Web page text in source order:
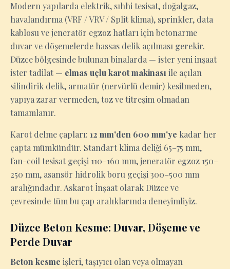
Modern yapılarda elektrik, sıhhi tesisat, doğalgaz,
havalandırma (VRF / VRV / Split klima), sprinkler, data
kablosu ve jeneratör egzoz hatları için betonarme
duvar ve döşemelerde hassas delik açılması gerekir.
Düzce bölgesinde bulunan binalarda — ister yeni inşaat
ister tadilat — elmas uçlu karot makinası ile açılan
silindirik delik, armatür (nervürlü demir) kesilmeden,
yapıya zarar vermeden, toz ve titreşim olmadan
tamamlanır.
Karot delme çapları: 12 mm'den 600 mm'ye kadar her
çapta mümkündür. Standart klima deliği 65–75 mm,
fan-coil tesisat geçişi 110–160 mm, jeneratör egzoz 150–
250 mm, asansör hidrolik boru geçişi 300–500 mm
aralığındadır. Askarot İnşaat olarak Düzce ve
çevresinde tüm bu çap aralıklarında deneyimliyiz.
Düzce Beton Kesme: Duvar, Döşeme ve
Perde Duvar
Beton kesme işleri, taşıyıcı olan veya olmayan